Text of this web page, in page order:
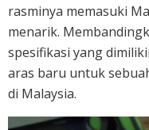
rasminya memasuki
menarik.
spesifikasi yang
aras baru untuk
di Malaysia.